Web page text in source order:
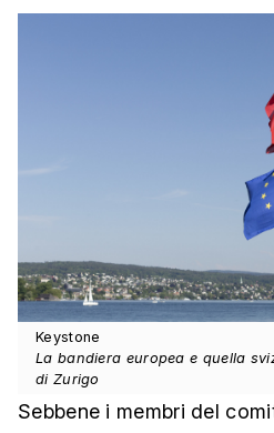
Keystone
La bandiera europea e quella
di Zurigo
Sebbene i membri del